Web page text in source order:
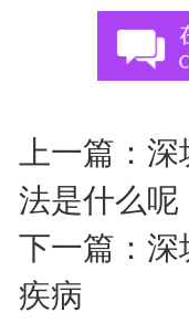
上一篇： 深
法是什么呢
下一篇： 深
疾病